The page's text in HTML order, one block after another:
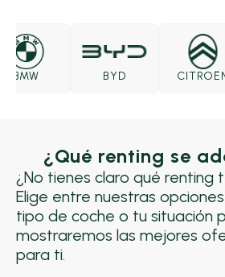
BYD CITROËN
¿Qué renting se
¿No tienes claro qué renting
Elige entre nuestras
tipo de coche o tu situación
mostraremos las mejores
para ti.